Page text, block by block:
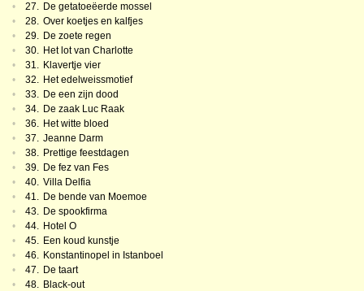
•
27. De getatoeëerde mossel
•
28. Over koetjes en kalfjes
•
29. De zoete regen
•
30. Het lot van Charlotte
•
31. Klavertje vier
•
32. Het edelweissmotief
•
33. De een zijn dood
•
34. De zaak Luc Raak
•
36. Het witte bloed
•
37. Jeanne Darm
•
38. Prettige feestdagen
•
39. De fez van Fes
•
40. Villa Delfia
•
41. De bende van Moemoe
•
43. De spookfirma
•
44. Hotel O
•
45. Een koud kunstje
•
46. Konstantinopel in Istanboel
•
47. De taart
•
48. Black-out